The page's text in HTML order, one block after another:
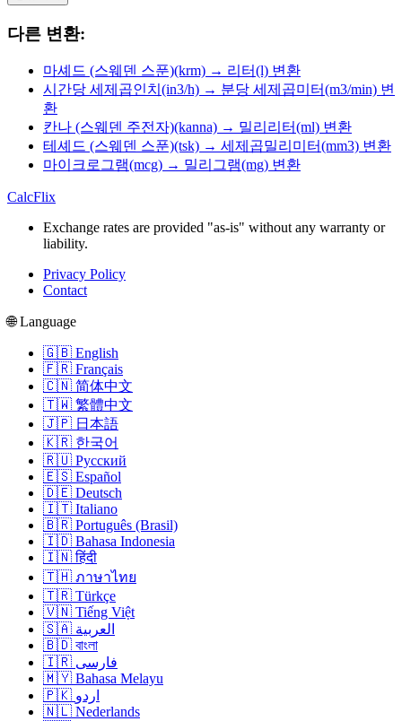
다른 변환:
마셰드 (스웨덴 스푼)(krm) → 리터(l) 변환
시간당 세제곱인치(in3/h) → 분당 세제곱미터(m3/min) 변
환
칸나 (스웨덴 주전자)(kanna) → 밀리리터(ml) 변환
테셰드 (스웨덴 스푼)(tsk) → 세제곱밀리미터(mm3) 변환
마이크로그램(mcg) → 밀리그램(mg) 변환
CalcFlix
Exchange rates are provided "as-is" without any warranty or
liability.
Privacy Policy
Contact
🌐 Language
🇬🇧 English
🇫🇷 Français
🇨🇳 简体中文
🇹🇼 繁體中文
🇯🇵 日本語
🇰🇷 한국어
🇷🇺 Русский
🇪🇸 Español
🇩🇪 Deutsch
🇮🇹 Italiano
🇧🇷 Português (Brasil)
🇮🇩 Bahasa Indonesia
🇮🇳 हिंदी
🇹🇭 ภาษาไทย
🇹🇷 Türkçe
🇻🇳 Tiếng Việt
🇸🇦 العربية
🇧🇩 বাংলা
🇮🇷 فارسی
🇲🇾 Bahasa Melayu
🇵🇰 اردو
🇳🇱 Nederlands